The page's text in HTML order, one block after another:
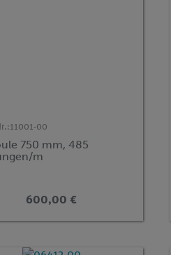
11001-00
750 mm, 485
m
600,00 €